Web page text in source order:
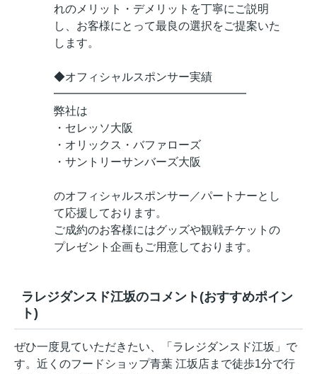
れのメリット・デメリットを丁寧にご説明
し、お客様にとって最良の選択をご提案いた
します。
◆オフィシャルスポンサー実績
━━━━━━━━━━━━━━━━━
弊社は
・セレッソ大阪
・オリックス・バファローズ
・サントリーサンバーズ大阪
のオフィシャルスポンサー／パートナーとし
て応援しております。
ご成約のお客様にはグッズや観戦チケットの
プレゼント企画もご用意しております。
ラレジダンスド江坂のコメント(おすすめポイン
ト)
ぜひ一度見ていただきたい、「ラレジダンスド江坂」で
す。近くのフードショップ青葉 江坂店まで徒歩1分で行